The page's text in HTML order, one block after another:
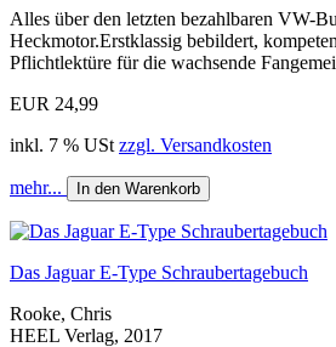
Alles über den letzten bezahlbaren VW-
Heckmotor.Erstklassig bebildert,
Pflichtlektüre für die wachsende
EUR 24,99
inkl. 7 % USt zzgl. Versandkosten
mehr... In den Warenkorb
Das Jaguar E-Type Schraubertagebuch
Rooke, Chris
HEEL Verlag, 2017